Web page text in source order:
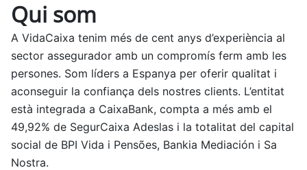
Qui som
A VidaCaixa tenim més de cent anys d’experiència al
sector assegurador amb un compromís ferm amb les
persones. Som líders a Espanya per oferir qualitat i
aconseguir la confiança dels nostres clients. L’entitat
està integrada a CaixaBank, compta a més amb el
49,92% de SegurCaixa Adeslas i la totalitat del capital
social de BPI Vida i Pensões, Bankia Mediación i Sa
Nostra.